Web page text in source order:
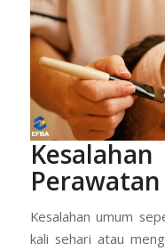
Kesalahan umum
kali sehari atau